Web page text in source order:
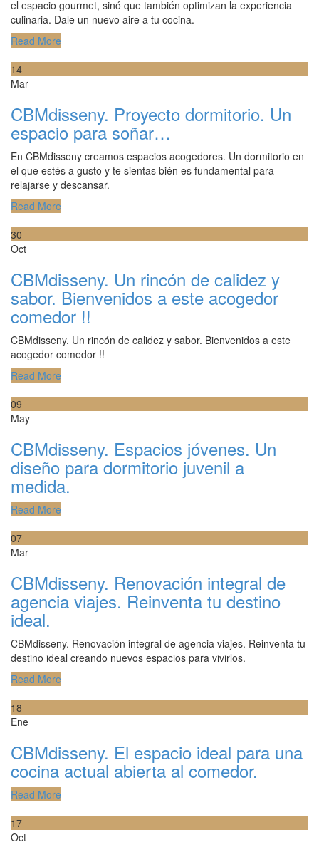
el espacio gourmet, sinó que también optimizan la experiencia
culinaria. Dale un nuevo aire a tu cocina.
Read More
14
Mar
CBMdisseny. Proyecto dormitorio. Un
espacio para soñar…
En CBMdisseny creamos espacios acogedores. Un dormitorio en
el que estés a gusto y te sientas bién es fundamental para
relajarse y descansar.
Read More
30
Oct
CBMdisseny. Un rincón de calidez y
sabor. Bienvenidos a este acogedor
comedor !!
CBMdisseny. Un rincón de calidez y sabor. Bienvenidos a este
acogedor comedor !!
Read More
09
May
CBMdisseny. Espacios jóvenes. Un
diseño para dormitorio juvenil a
medida.
Read More
07
Mar
CBMdisseny. Renovación integral de
agencia viajes. Reinventa tu destino
ideal.
CBMdisseny. Renovación integral de agencia viajes. Reinventa tu
destino ideal creando nuevos espacios para vivirlos.
Read More
18
Ene
CBMdisseny. El espacio ideal para una
cocina actual abierta al comedor.
Read More
17
Oct